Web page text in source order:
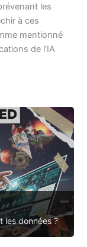
les
à ces
mentionné
de l’IA
les données ?